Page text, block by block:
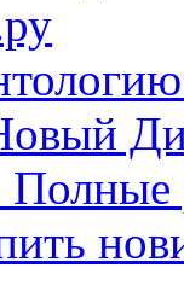
Полные